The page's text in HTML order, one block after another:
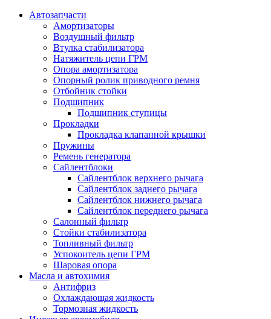
Автозапчасти
Амортизаторы
Воздушный фильтр
Втулка стабилизатора
Натяжитель цепи ГРМ
Опора амортизатора
Опорный ролик приводного ремня
Отбойник стойки
Подшипник
Подшипник ступицы
Прокладки
Прокладка клапанной крышки
Пружины
Ремень генератора
Сайлентблоки
Сайлентблок верхнего рычага
Сайлентблок заднего рычага
Сайлентблок нижнего рычага
Сайлентблок переднего рычага
Салонный фильтр
Стойки стабилизатора
Топливный фильтр
Успокоитель цепи ГРМ
Шаровая опора
Масла и автохимия
Антифриз
Охлаждающая жидкость
Тормозная жидкость